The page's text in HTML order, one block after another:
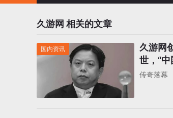
久游网 相关的文章
国内资讯
久游网
世，“
别
传奇落幕